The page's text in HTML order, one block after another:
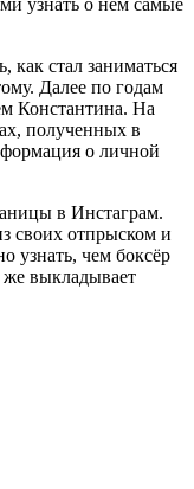
как стал заниматься
Далее по годам
Константина. На
полученных в
о личной
в Инстаграм.
своих отпрыском и
узнать, чем боксёр
же выкладывает